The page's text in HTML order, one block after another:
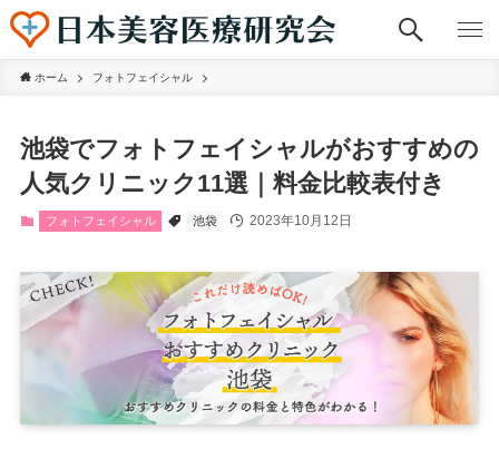
ホーム フォトフェイシャル
池袋でフォトフェイシャルがおすすめの
人気クリニック11選｜料金比較表付き
フォトフェイシャル 池袋 2023年10月12日